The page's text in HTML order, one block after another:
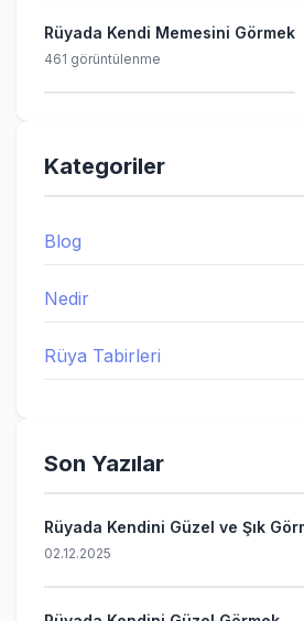
Rüyada Kendi Memesini Görmek
461 görüntülenme
Kategoriler
Blog
Nedir
Rüya Tabirleri
Son Yazılar
Rüyada Kendini Güzel ve Şık
02.12.2025